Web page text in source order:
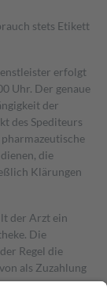
stets Etikett
erfolgt
Uhr. Der genaue
der
des Spediteurs
die
Klärungen
der Arzt ein
Die
Regel die
als Zuzahlung